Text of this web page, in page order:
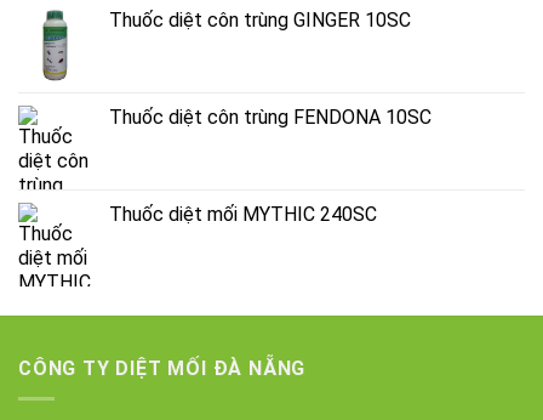
Thuốc diệt côn trùng GINGER 10SC
Thuốc diệt côn trùng FENDONA 10SC
Thuốc diệt mối MYTHIC 240SC
CÔNG TY DIỆT MỐI ĐÀ NẴNG